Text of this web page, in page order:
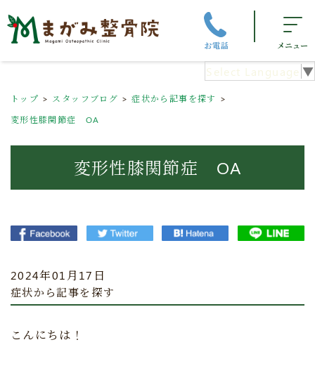
お電話 メニュー
Select Language ▼
トップ スタッフブログ
症状から記事を探す
変形性膝関節症 OA
変形性膝関節症 OA
2024年01月17日
症状から記事を探す
こんにちは！